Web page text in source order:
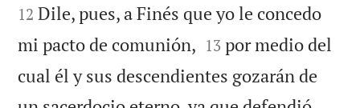
12 Dile, pues, a Finés que yo le concedo
mi pacto de comunión, 

13 por medio del
cual él y sus descendientes gozarán de